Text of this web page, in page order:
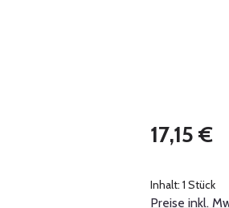
Regulärer Preis:
17,15 €
Inhalt: 1 Stück
Preise inkl.